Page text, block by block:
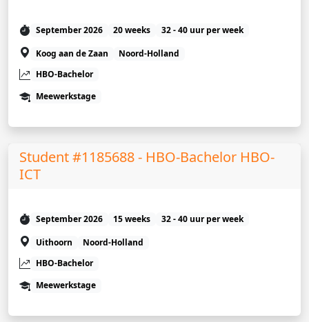
September 2026 20 weeks
32 - 40 uur per week
Koog aan de Zaan
Noord-Holland
HBO-Bachelor
Meewerkstage
Student #1185688 - HBO-Bachelor HBO-
ICT
September 2026 15 weeks
32 - 40 uur per week
Uithoorn
Noord-Holland
HBO-Bachelor
Meewerkstage